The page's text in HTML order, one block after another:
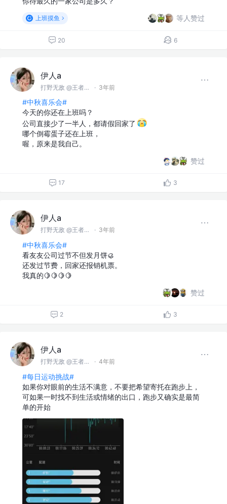
上班摸鱼 等人赞过
20 6
伊人a
打野无敌 @王者峡谷 · 3年前
#中秋喜乐会#
今天的你还在上班吗？
公司直接少了一半人，都请假回家了
哪个倒霉蛋子还在上班，
喔，原来是我自己。
赞过
17 3
伊人a
打野无敌 @王者峡谷 · 3年前
#中秋喜乐会#
看友友公司过节不但发月饼🥮
还发过节费，回家还报销机票。
我真的🍋🍋🍋🍋
赞过
2 3
伊人a
打野无敌 @王者峡谷 · 4年前
#每日运动挑战#
如果你对眼前的生活不满意，不要把希望寄托在跑步上，
可如果一时找不到生活或情绪的出口，跑步又确实是最简
单的开始